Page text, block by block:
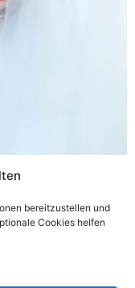
bereitzustellen und
Cookies helfen